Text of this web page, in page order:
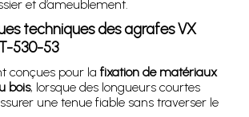
et d’ameublement.
techniques des agrafes VX
530-53
conçues pour la fixation de matériaux
bois, lorsque des longueurs courtes
une tenue fiable sans traverser le